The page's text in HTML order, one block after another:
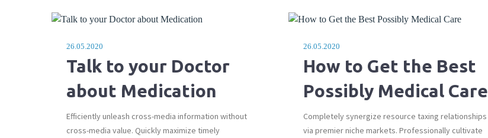
26.05.2020
Talk to your Doctor
about Medication
Efficiently unleash cross-media information without
cross-media value. Quickly maximize timely
26.05.2020
How to Get the Best
Possibly Medical Care
Completely synergize resource taxing relationships
via premier niche markets. Professionally cultivate